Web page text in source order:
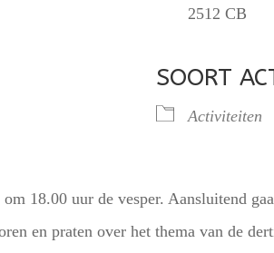
iCalendar
2512 CB
SOORT
Activiteiten
18.00 uur de vesper. Aansluitend
en praten over het thema van de